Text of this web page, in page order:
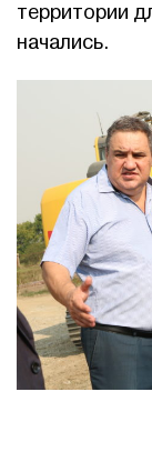
территории
начались.